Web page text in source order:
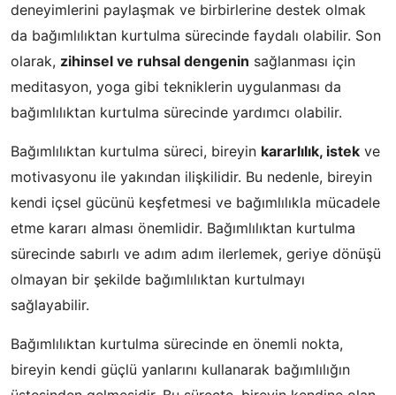
deneyimlerini paylaşmak ve birbirlerine destek olmak
da bağımlılıktan kurtulma sürecinde faydalı olabilir. Son
olarak, zihinsel ve ruhsal dengenin sağlanması için
meditasyon, yoga gibi tekniklerin uygulanması da
bağımlılıktan kurtulma sürecinde yardımcı olabilir.
Bağımlılıktan kurtulma süreci, bireyin kararlılık, istek ve
motivasyonu ile yakından ilişkilidir. Bu nedenle, bireyin
kendi içsel gücünü keşfetmesi ve bağımlılıkla mücadele
etme kararı alması önemlidir. Bağımlılıktan kurtulma
sürecinde sabırlı ve adım adım ilerlemek, geriye dönüşü
olmayan bir şekilde bağımlılıktan kurtulmayı
sağlayabilir.
Bağımlılıktan kurtulma sürecinde en önemli nokta,
bireyin kendi güçlü yanlarını kullanarak bağımlılığın